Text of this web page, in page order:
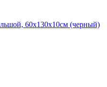
60х130х10см (черный)